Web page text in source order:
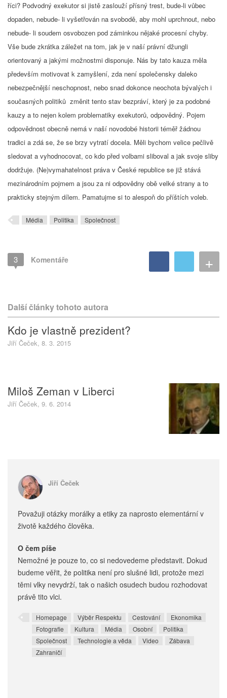
říci? Podvodný exekutor si jistě zaslouží přísný trest, bude-li vůbec
dopaden, nebude- li vyšetřován na svobodě, aby mohl uprchnout, nebo
nebude- li soudem osvobozen pod záminkou nějaké procesní chyby.
Vše bude zkrátka záležet na tom, jak je v naší právní džungli
orientovaný a jakými možnostmi disponuje. Nás by tato kauza měla
především motivovat k zamyšlení, zda není společensky daleko
nebezpečnější neschopnost, nebo snad dokonce neochota bývalých i
současných politiků změnit tento stav bezpráví, který je za podobné
kauzy a to nejen kolem problematiky exekutorů, odpovědný. Pojem
odpovědnost obecně nemá v naší novodobé historii téměř žádnou
tradici a zdá se, že se brzy vytratí docela. Měli bychom velice pečlivě
sledovat a vyhodnocovat, co kdo před volbami sliboval a jak svoje sliby
dodržuje. (Ne)vymahatelnost práva v České republice se již stává
mezinárodním pojmem a jsou za ni odpovědny obě velké strany a to
prakticky stejným dílem. Pamatujme si to alespoň do příštích voleb.
Média Politika Společnost
3 Komentáře +
Další články tohoto autora
Kdo je vlastně prezident?
Jiří Čeček, 8. 3. 2015
Miloš Zeman v Liberci
Jiří Čeček, 9. 6. 2014
Jiří Čeček
Považuji otázky morálky a etiky za naprosto elementární v
životě každého člověka.
O čem píše
Nemožné je pouze to, co si nedovedeme představit. Dokud
budeme věřit, že politika není pro slušné lidi, protože mezi
těmi vlky nevydrží, tak o našich osudech budou rozhodovat
právě tito vlci.
Homepage Výběr Respektu Cestování
Ekonomika
Fotografie
Kultura Média Osobní
Politika
Společnost
Technologie a věda Video
Zábava
Zahraničí